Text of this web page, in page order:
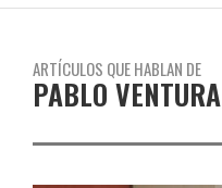
ARTÍCULOS QUE HABLAN DE
PABLO VENTURA